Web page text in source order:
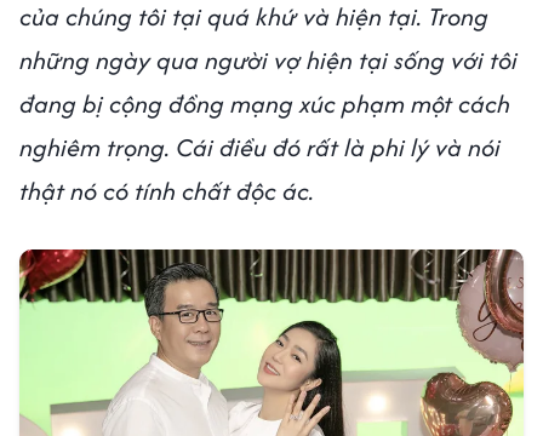
của chúng tôi tại quá khứ và hiện tại. Trong
những ngày qua người vợ hiện tại sống với tôi
đang bị cộng đồng mạng xúc phạm một cách
nghiêm trọng. Cái điều đó rất là phi lý và nói
thật nó có tính chất độc ác.